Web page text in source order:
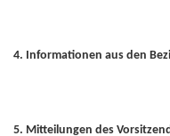
4. Informationen aus den
5. Mitteilungen des